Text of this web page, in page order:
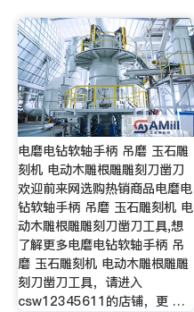
电磨电钻软轴手柄 吊磨 玉石雕
刻机 电动木雕根雕雕刻刀凿刀
欢迎前来网选购热销商品电磨电
钻软轴手柄 吊磨 玉石雕刻机 电
动木雕根雕雕刻刀凿刀工具,想
了解更多电磨电钻软轴手柄 吊
磨 玉石雕刻机 电动木雕根雕雕
刻刀凿刀工具，请进入
csw12345611的店铺，更 …